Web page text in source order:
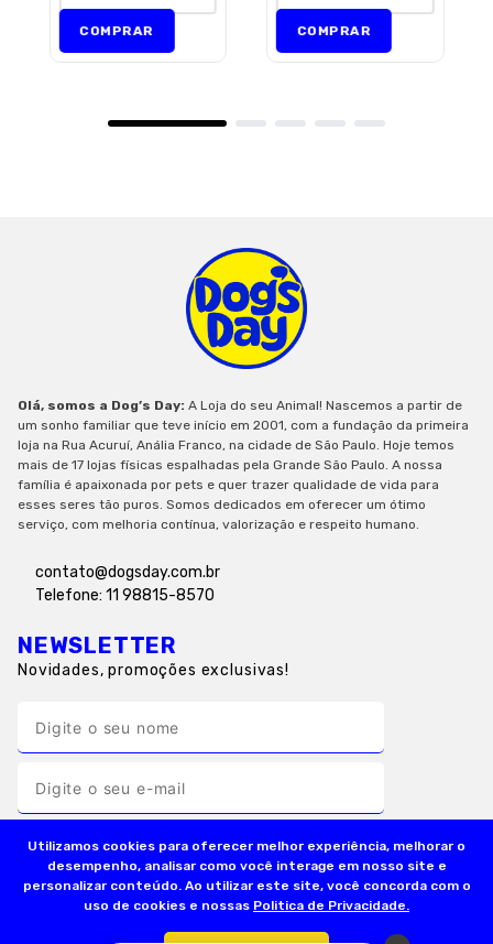
Utilizamos cookies para oferecer melhor experiência, melhorar o
desempenho, analisar como você interage em nosso site e
personalizar conteúdo. Ao utilizar este site, você concorda com o
uso de cookies e nossas Politica de Privacidade.
COMPRAR COMPRAR
Olá, somos a Dog’s Day: A Loja do seu Animal! Nascemos a partir de
um sonho familiar que teve início em 2001, com a fundação da primeira
loja na Rua Acuruí, Anália Franco, na cidade de São Paulo. Hoje temos
mais de 17 lojas físicas espalhadas pela Grande São Paulo. A nossa
família é apaixonada por pets e quer trazer qualidade de vida para
esses seres tão puros. Somos dedicados em oferecer um ótimo
serviço, com melhoria contínua, valorização e respeito humano.
contato@dogsday.com.br
Telefone: 11 98815-8570
NEWSLETTER
Novidades, promoções exclusivas!